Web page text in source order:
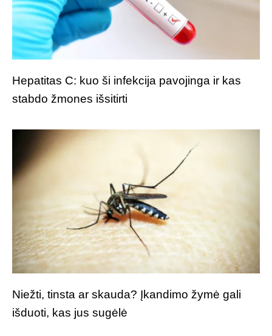
Hepatitas C: kuo ši infekcija pavojinga ir kas
stabdo žmones išsitirti
Niežti, tinsta ar skauda? Įkandimo žymė gali
išduoti, kas jus sugėlė